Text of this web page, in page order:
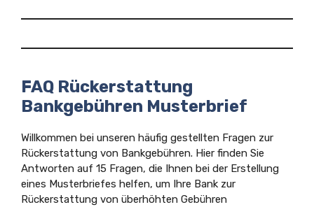
FAQ Rückerstattung
Bankgebühren Musterbrief
Willkommen bei unseren häufig gestellten Fragen zur
Rückerstattung von Bankgebühren. Hier finden Sie
Antworten auf 15 Fragen, die Ihnen bei der Erstellung
eines Musterbriefes helfen, um Ihre Bank zur
Rückerstattung von überhöhten Gebühren